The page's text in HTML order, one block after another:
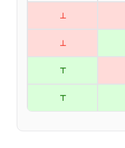
⊥
⊥
⊤
⊤